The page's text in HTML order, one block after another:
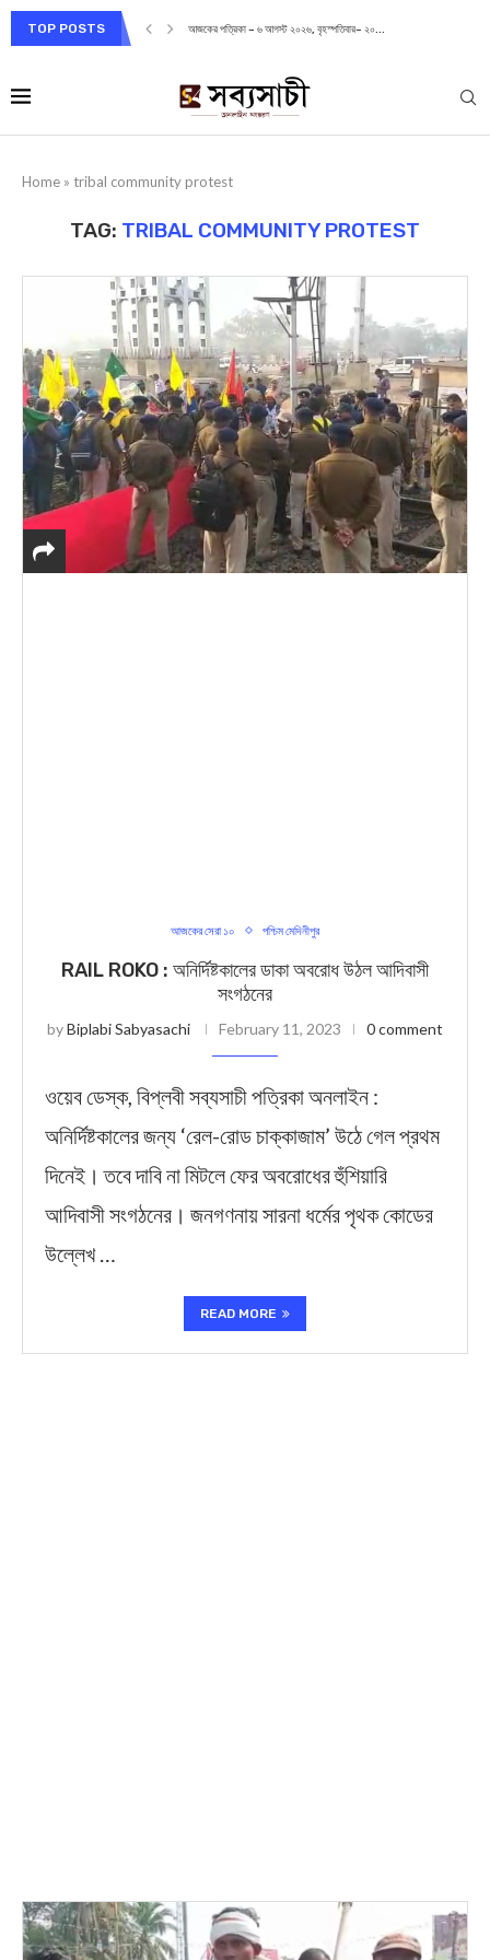
TOP POSTS আজকের পত্রিকা – ৬ আগস্ট ২০২৬, বৃহস্পতিবার– ২০...
Home » tribal community protest
TAG: TRIBAL COMMUNITY PROTEST
আজকের সেরা ১০ পশ্চিম মেদিনীপুর
RAIL ROKO : অনির্দিষ্টকালের ডাকা অবরোধ উঠল আদিবাসী
সংগঠনের
byBiplabi Sabyasachi February 11, 2023 0 comment
ওয়েব ডেস্ক, বিপ্লবী সব্যসাচী পত্রিকা অনলাইন :
অনির্দিষ্টকালের জন্য ‘রেল-রোড চাক্কাজাম’ উঠে গেল প্রথম
দিনেই। তবে দাবি না মিটলে ফের অবরোধের হুঁশিয়ারি
আদিবাসী সংগঠনের। জনগণনায় সারনা ধর্মের পৃথক কোডের
উল্লেখ …
READ MORE